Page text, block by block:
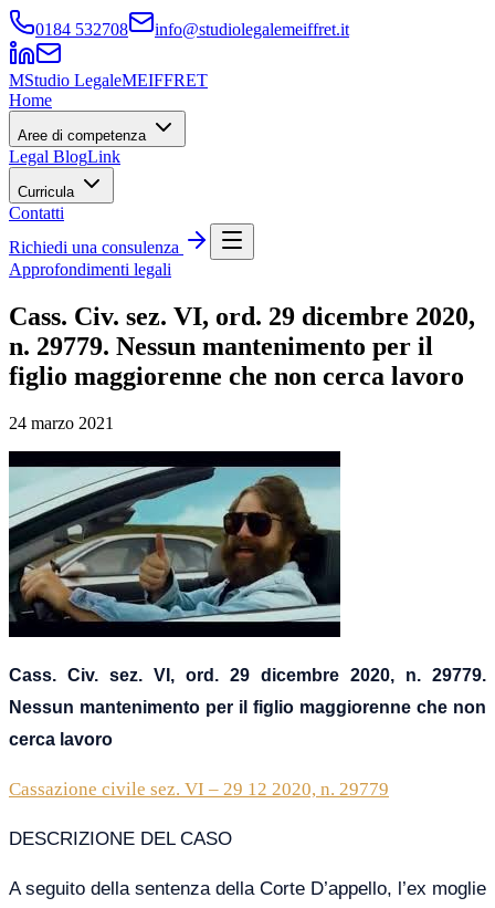
0184 532708 info@studiolegalemeiffret.it
MStudio LegaleMEIFFRET
Home
Aree di competenza
Legal BlogLink
Curricula
Contatti
Richiedi una consulenza
Approfondimenti legali
Cass. Civ. sez. VI, ord. 29 dicembre 2020,
n. 29779. Nessun mantenimento per il
figlio maggiorenne che non cerca lavoro
24 marzo 2021
Cass. Civ. sez. VI, ord. 29 dicembre 2020, n. 29779.
Nessun mantenimento per il figlio maggiorenne che non
cerca lavoro
Cassazione civile sez. VI – 29 12 2020, n. 29779
DESCRIZIONE DEL CASO
A seguito della sentenza della Corte D’appello, l’ex moglie